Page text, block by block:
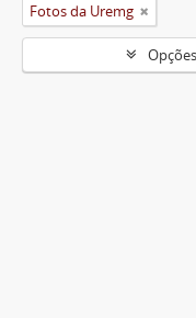
Fotos da Uremg